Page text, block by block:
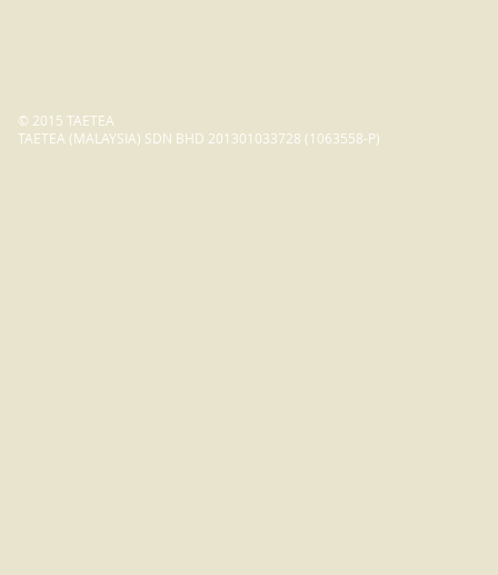
© 2015 TAETEA
TAETEA (MALAYSIA) SDN BHD 201301033728 (1063558-P)